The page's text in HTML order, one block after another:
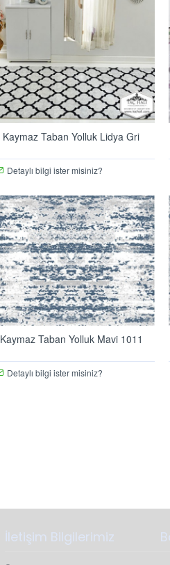
Kaymaz Taban Yolluk Lidya Gri
Detaylı bilgi ister misiniz?
Kaymaz Taban Yolluk Mavi 1011
Detaylı bilgi ister misiniz?
İletişim Bilgilerimiz